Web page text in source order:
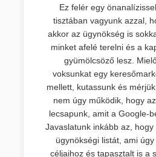
Ez felér egy
tisztában vagyunk azzal,
akkor az ügynökség is
minket afelé terelni és a
gyümölcsöző lesz.
voksunkat egy
mellett, kutassunk és
nem úgy működik, hogy
lecsapunk, amit a Google-
Javaslatunk inkább az,
ügynökségi listát, ami
céljaihoz és tapasztalt is a